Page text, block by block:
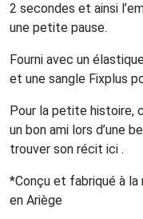
2 secondes et ainsi
une petite pause.
Fourni avec un
et une sangle Fixplus
Pour la petite histoire,
un bon ami lors d’une
trouver son récit ici .
*Conçu et fabriqué à la
en Ariège